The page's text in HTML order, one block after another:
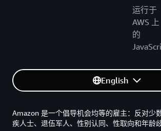
运行于
AWS 上
的
English
Amazon 是一个倡导机会均等的雇主：反对少
疾人士、退伍军人、性别认同、性取向和年龄歧